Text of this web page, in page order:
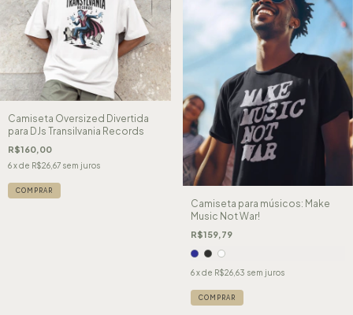
Camiseta Oversized Divertida
para DJs Transilvania Records
R$160,00
6x de R$26,67 sem juros
COMPRAR
Camiseta para músicos: Make
Music Not War!
R$159,79
6 x de R$26,63 sem juros
COMPRAR